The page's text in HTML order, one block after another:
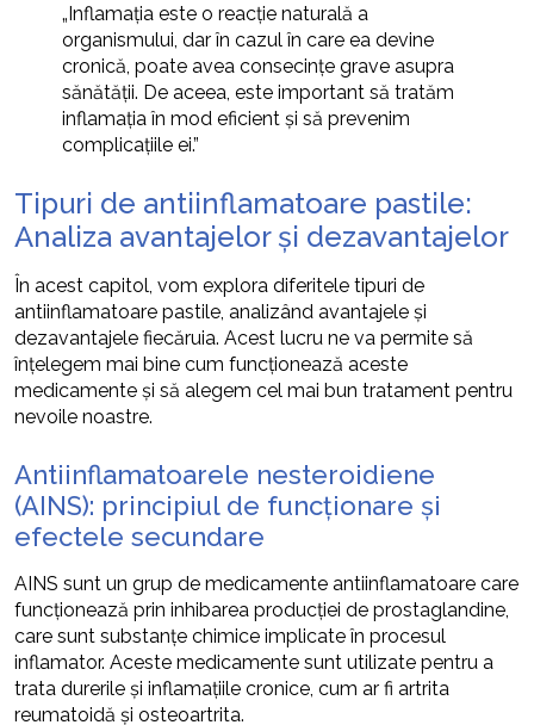
„Inflamația este o reacție naturală a
organismului, dar în cazul în care ea devine
cronică, poate avea consecințe grave asupra
sănătății. De aceea, este important să tratăm
inflamația în mod eficient și să prevenim
complicațiile ei.”
Tipuri de antiinflamatoare pastile:
Analiza avantajelor și dezavantajelor
În acest capitol, vom explora diferitele tipuri de
antiinflamatoare pastile, analizând avantajele și
dezavantajele fiecăruia. Acest lucru ne va permite să
înțelegem mai bine cum funcționează aceste
medicamente și să alegem cel mai bun tratament pentru
nevoile noastre.
Antiinflamatoarele nesteroidiene
(AINS): principiul de funcționare și
efectele secundare
AINS sunt un grup de medicamente antiinflamatoare care
funcționează prin inhibarea producției de prostaglandine,
care sunt substanțe chimice implicate în procesul
inflamator. Aceste medicamente sunt utilizate pentru a
trata durerile și inflamațiile cronice, cum ar fi artrita
reumatoidă și osteoartrita.